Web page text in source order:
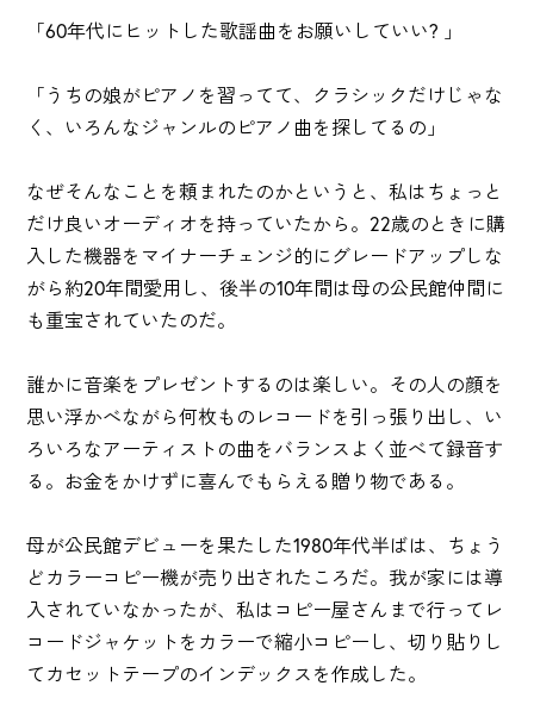
「60年代にヒットした歌謡曲をお願いしていい? 」
「うちの娘がピアノを習ってて、クラシックだけじゃな
く、いろんなジャンルのピアノ曲を探してるの」
なぜそんなことを頼まれたのかというと、私はちょっと
だけ良いオーディオを持っていたから。22歳のときに購
入した機器をマイナーチェンジ的にグレードアップしな
がら約20年間愛用し、後半の10年間は母の公民館仲間に
も重宝されていたのだ。
誰かに音楽をプレゼントするのは楽しい。その人の顔を
思い浮かべながら何枚ものレコードを引っ張り出し、い
ろいろなアーティストの曲をバランスよく並べて録音す
る。お金をかけずに喜んでもらえる贈り物である。
母が公民館デビューを果たした1980年代半ばは、ちょう
どカラーコピー機が売り出されたころだ。我が家には導
入されていなかったが、私はコピー屋さんまで行ってレ
コードジャケットをカラーで縮小コピーし、切り貼りし
てカセットテープのインデックスを作成した。